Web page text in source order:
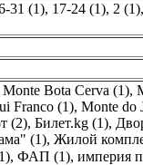
31 (1), 17-24 (1), 2 (1),
Monte Bota Cerva (1),
Franco (1), Monte do
(2), Билет.kg (1),
(1), Жилой
, ФАП (1), империя